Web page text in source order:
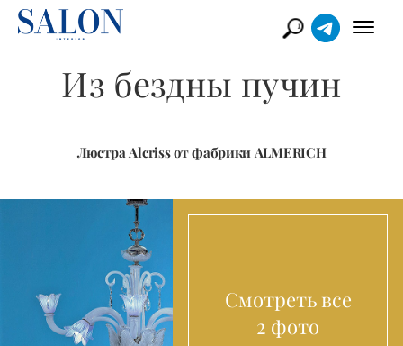
Из бездны пучин
Люстра Alcriss от фабрики ALMERICH
Смотреть все
2 фото